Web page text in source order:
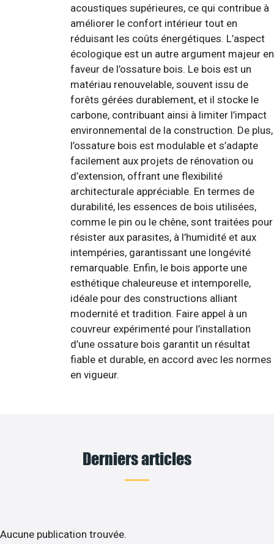
acoustiques supérieures, ce qui contribue à
améliorer le confort intérieur tout en
réduisant les coûts énergétiques. L’aspect
écologique est un autre argument majeur en
faveur de l’ossature bois. Le bois est un
matériau renouvelable, souvent issu de
forêts gérées durablement, et il stocke le
carbone, contribuant ainsi à limiter l’impact
environnemental de la construction. De plus,
l’ossature bois est modulable et s’adapte
facilement aux projets de rénovation ou
d’extension, offrant une flexibilité
architecturale appréciable. En termes de
durabilité, les essences de bois utilisées,
comme le pin ou le chêne, sont traitées pour
résister aux parasites, à l’humidité et aux
intempéries, garantissant une longévité
remarquable. Enfin, le bois apporte une
esthétique chaleureuse et intemporelle,
idéale pour des constructions alliant
modernité et tradition. Faire appel à un
couvreur expérimenté pour l’installation
d’une ossature bois garantit un résultat
fiable et durable, en accord avec les normes
en vigueur.
Derniers articles
Aucune publication trouvée.